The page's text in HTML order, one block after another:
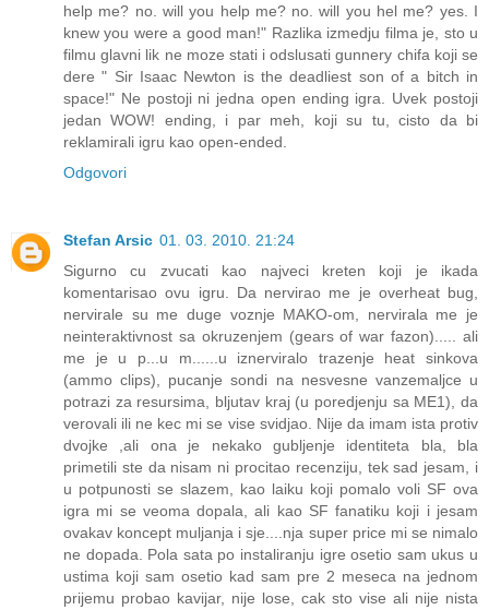
help me? no. will you help me? no. will you hel me? yes. I
knew you were a good man!" Razlika izmedju filma je, sto u
filmu glavni lik ne moze stati i odslusati gunnery chifa koji se
dere " Sir Isaac Newton is the deadliest son of a bitch in
space!" Ne postoji ni jedna open ending igra. Uvek postoji
jedan WOW! ending, i par meh, koji su tu, cisto da bi
reklamirali igru kao open-ended.
Odgovori
Stefan Arsic 01. 03. 2010. 21:24
Sigurno cu zvucati kao najveci kreten koji je ikada
komentarisao ovu igru. Da nervirao me je overheat bug,
nervirale su me duge voznje MAKO-om, nervirala me je
neinteraktivnost sa okruzenjem (gears of war fazon)..... ali
me je u p...u m......u iznerviralo trazenje heat sinkova
(ammo clips), pucanje sondi na nesvesne vanzemaljce u
potrazi za resursima, bljutav kraj (u poredjenju sa ME1), da
verovali ili ne kec mi se vise svidjao. Nije da imam ista protiv
dvojke ,ali ona je nekako gubljenje identiteta bla, bla
primetili ste da nisam ni procitao recenziju, tek sad jesam, i
u potpunosti se slazem, kao laiku koji pomalo voli SF ova
igra mi se veoma dopala, ali kao SF fanatiku koji i jesam
ovakav koncept muljanja i sje....nja super price mi se nimalo
ne dopada. Pola sata po instaliranju igre osetio sam ukus u
ustima koji sam osetio kad sam pre 2 meseca na jednom
prijemu probao kavijar, nije lose, cak sto vise ali nije nista